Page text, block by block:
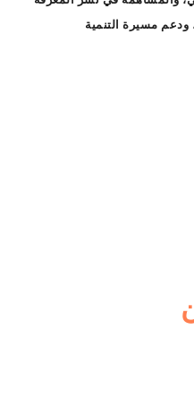
ودعم مسيرة التنمية